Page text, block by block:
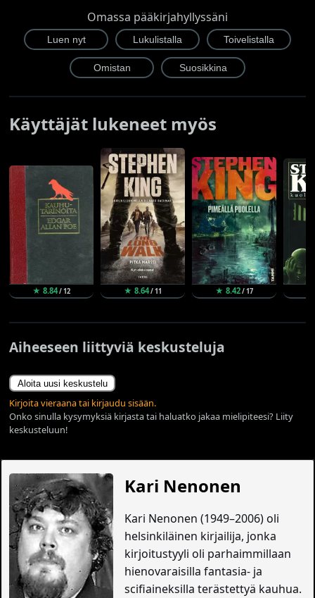
Omassa pääkirjahyllyssäni
Käyttäjät lukeneet myös
★ 8.84/ 12 ★ 8.64/ 11 ★ 8.42/ 17
Aiheeseen liittyviä keskusteluja
Aloita uusi keskustelu
Kirjoita vieraana tai kirjaudu sisään.
Onko sinulla kysymyksiä kirjasta tai haluatko jakaa mielipiteesi? Liity
keskusteluun!
Kari Nenonen
Kari Nenonen (1949–2006) oli
helsinkiläinen kirjailija, jonka
kirjoitustyyli oli parhaimmillaan
hienovaraisilla fantasia- ja
scifiaineksilla terästettyä kauhua.